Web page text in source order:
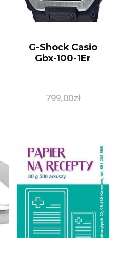
G-Shock Casio
Gbx-100-1Er
799,00zł